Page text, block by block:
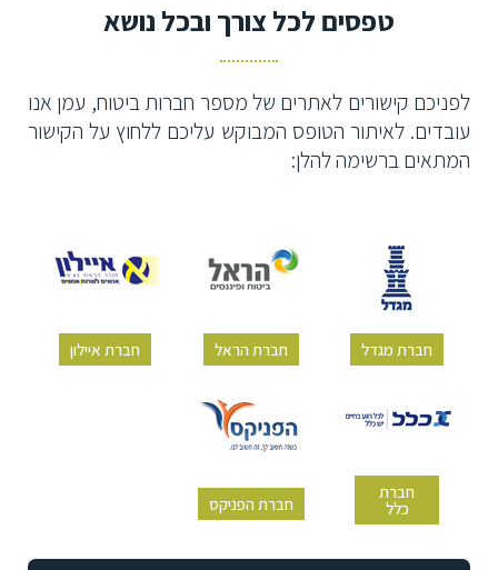
טפסים לכל צורך ובכל נושא
לפניכם קישורים לאתרים של מספר חברות ביטוח, עמן אנו
עובדים. לאיתור הטופס המבוקש עליכם ללחוץ על הקישור
המתאים ברשימה להלן:
חברת מגדל חברת הראל חברת איילון
חברת
כלל חברת הפניקס